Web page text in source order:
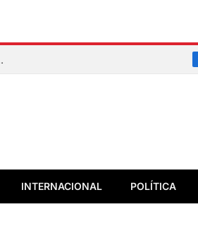
sul da Bahia
INTERNACIONAL POLÍTICA